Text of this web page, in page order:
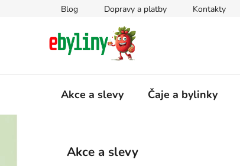
Blog Dopravy a platby Kontakty
Akce a slevy Čaje a bylinky
Přeskočit
kategorie
Akce a slevy